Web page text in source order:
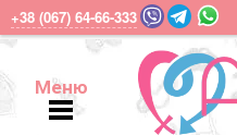
+38 (067) 64-66-333
Меню
Меню